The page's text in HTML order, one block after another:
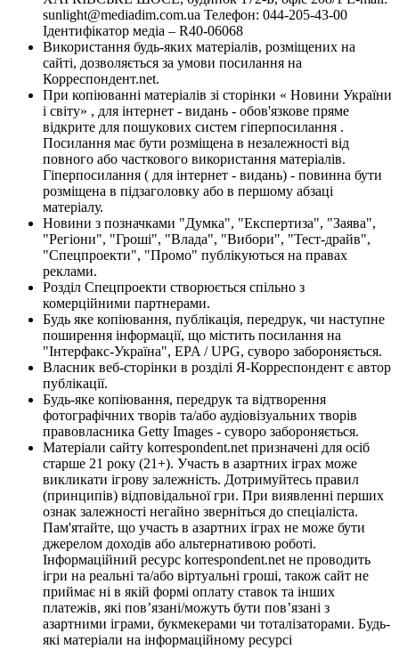
sunlight@mediadim.com.ua Телефон: 044-205-43-00
Ідентифікатор медіа – R40-06068
Використання будь-яких матеріалів, розміщених на
сайті, дозволяється за умови посилання на
Корреспондент.net.
При копіюванні матеріалів зі сторінки « Новини України
і світу» , для інтернет - видань - обов'язкове пряме
відкрите для пошукових систем гіперпосилання .
Посилання має бути розміщена в незалежності від
повного або часткового використання матеріалів.
Гіперпосилання ( для інтернет - видань) - повинна бути
розміщена в підзаголовку або в першому абзаці
матеріалу.
Новини з позначками "Думка", "Експертиза", "Заява",
"Регіони", "Гроші", "Влада", "Вибори", "Тест-драйв",
"Спецпроекти", "Промо" публікуються на правах
реклами.
Розділ Спецпроекти створюється спільно з
комерційними партнерами.
Будь яке копіювання, публікація, передрук, чи наступне
поширення інформації, що містить посилання на
"Інтерфакс-Україна", EPA / UPG, суворо забороняється.
Власник веб-сторінки в розділі Я-Корреспондент є автор
публікації.
Будь-яке копіювання, передрук та відтворення
фотографічних творів та/або аудіовізуальних творів
правовласника Getty Images - суворо забороняється.
Матеріали сайту korrespondent.net призначені для осіб
старше 21 року (21+). Участь в азартних іграх може
викликати ігрову залежність. Дотримуйтесь правил
(принципів) відповідальної гри. При виявленні перших
ознак залежності негайно зверніться до спеціаліста.
Пам'ятайте, що участь в азартних іграх не може бути
джерелом доходів або альтернативою роботі.
Інформаційний ресурс korrespondent.net не проводить
ігри на реальні та/або віртуальні гроші, також сайт не
приймає ні в якій формі оплату ставок та інших
платежів, які пов’язані/можуть бути пов’язані з
азартними іграми, букмекерами чи тоталізаторами. Будь-
які матеріали на інформаційному ресурсі